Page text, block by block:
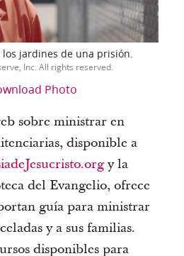
jardines de una prisión.
Inc. All rights reserved.
Photo
sobre ministrar en
disponible a
y la
del Evangelio, ofrece
guía para ministrar
y a sus familias.
disponibles para